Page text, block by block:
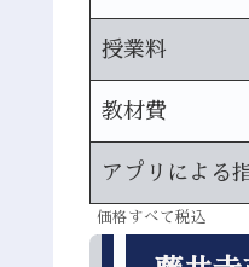
授業料
教材費
アプリによる
価格すべて税込